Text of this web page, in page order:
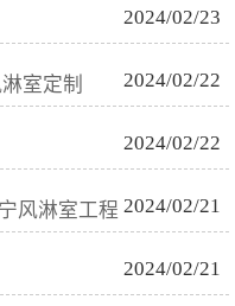
2024/02/23
室定制 2024/02/22
2024/02/22
风淋室工程 2024/02/21
2024/02/21